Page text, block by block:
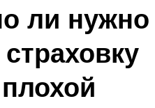
ли нужно